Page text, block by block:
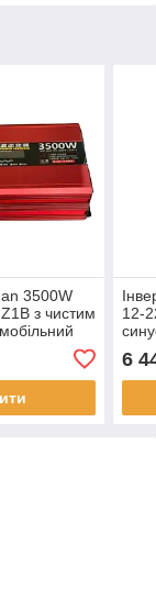
3500W
з чистим
12-
для
6